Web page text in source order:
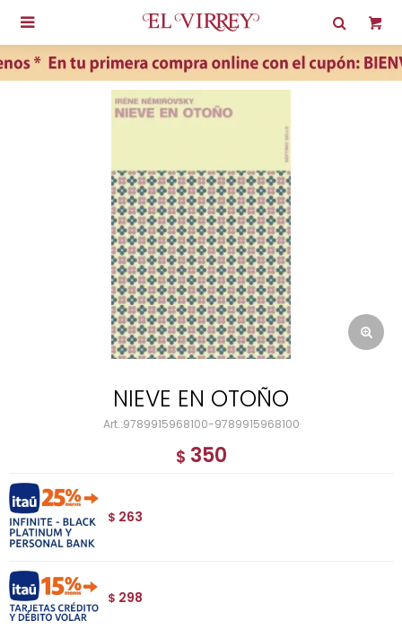

NIEVE EN OTOÑO
9789915968100-9789915968100
$ 350
$ 263
$ 298